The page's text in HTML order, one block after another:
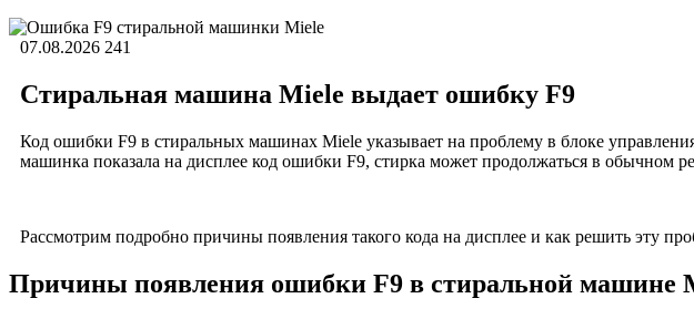
07.08.2026 241
Стиральная машина Miele выдает ошибку F9
Код ошибки F9 в стиральных машинах Miele указывает на проблему в блоке
машинка показала на дисплее код ошибки F9, стирка может продолжаться в обычном
Рассмотрим подробно причины появления такого кода на дисплее и как решить эту
Причины появления ошибки F9 в стиральной машине